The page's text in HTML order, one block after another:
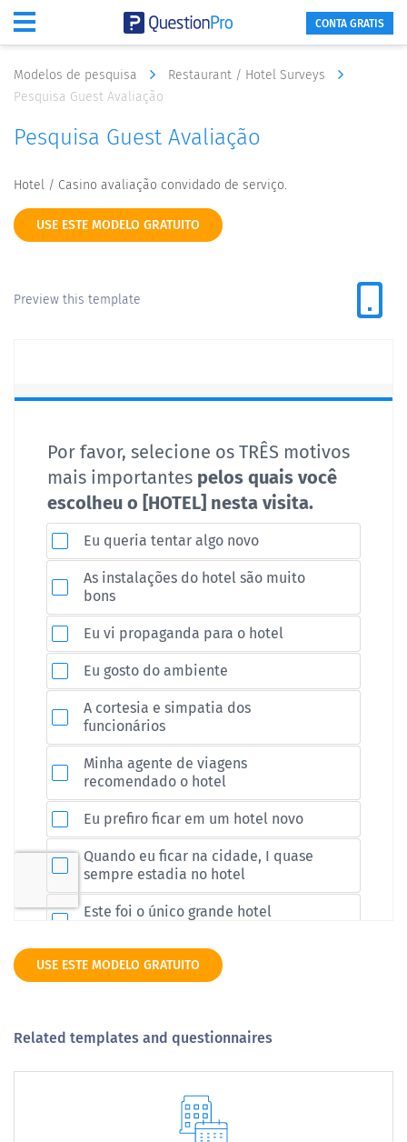
CONTA GRATIS
Modelos de pesquisa
Restaurant / Hotel Surveys
Pesquisa Guest Avaliação
Pesquisa Guest Avaliação
Hotel / Casino avaliação convidado de serviço.
USE ESTE MODELO GRATUITO
Preview this template
USE ESTE MODELO GRATUITO
Related templates and questionnaires